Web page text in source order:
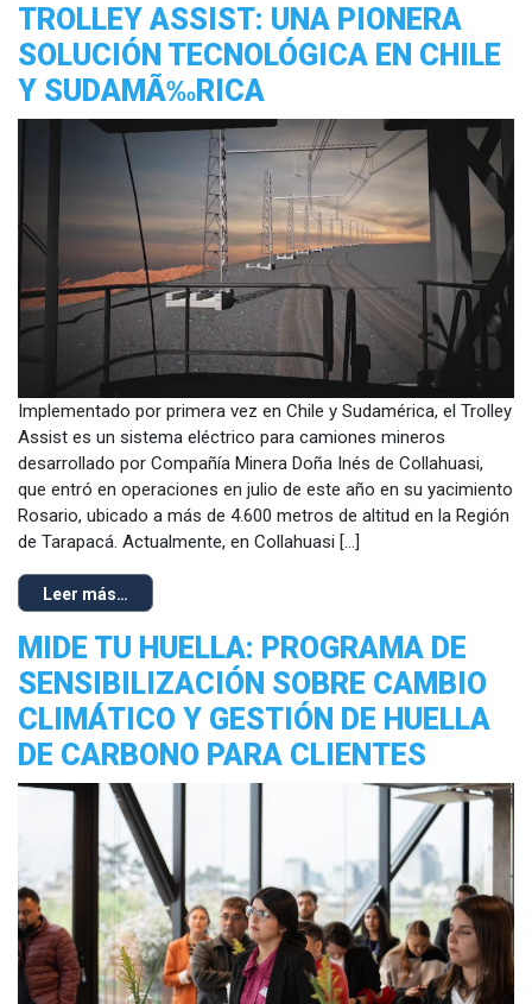
TROLLEY ASSIST: UNA PIONERA
SOLUCIÓN TECNOLÓGICA EN CHILE
Y SUDAMÃ‰RICA
Implementado por primera vez en Chile y Sudamérica, el Trolley
Assist es un sistema eléctrico para camiones mineros
desarrollado por Compañía Minera Doña Inés de Collahuasi,
que entró en operaciones en julio de este año en su yacimiento
Rosario, ubicado a más de 4.600 metros de altitud en la Región
de Tarapacá. Actualmente, en Collahuasi […]
Leer más…
MIDE TU HUELLA: PROGRAMA DE
SENSIBILIZACIÓN SOBRE CAMBIO
CLIMÁTICO Y GESTIÓN DE HUELLA
DE CARBONO PARA CLIENTES